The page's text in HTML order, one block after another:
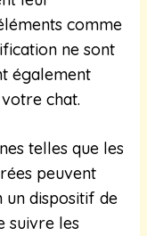
comme
ne sont
également
chat.
telles que les
peuvent
dispositif de
suivre les